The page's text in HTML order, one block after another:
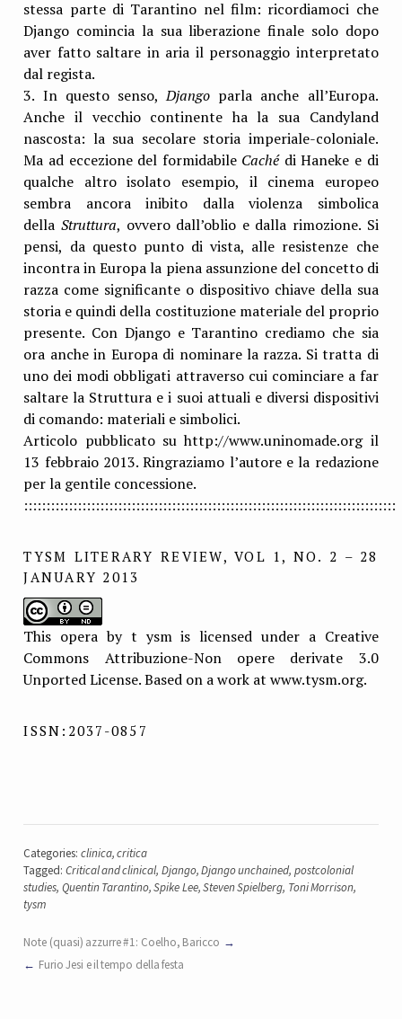
stessa parte di Tarantino nel film: ricordiamoci che
Django comincia la sua liberazione finale solo dopo
aver fatto saltare in aria il personaggio interpretato
dal regista.
3. In questo senso,Django parla anche all’Europa.
Anche il vecchio continente ha la sua Candyland
nascosta: la sua secolare storia imperiale-coloniale.
Ma ad eccezione del formidabile Cachédi Haneke e di
qualche altro isolato esempio, il cinema europeo
sembra ancora inibito dalla violenza simbolica
della Struttura, ovvero dall’oblio e dalla rimozione. Si
pensi, da questo punto di vista, alle resistenze che
incontra in Europa la piena assunzione del concetto di
razza come significante o dispositivo chiave della sua
storia e quindi della costituzione materiale del proprio
presente. Con Django e Tarantino crediamo che sia
ora anche in Europa di nominare la razza. Si tratta di
uno dei modi obbligati attraverso cui cominciare a far
saltare la Struttura e i suoi attuali e diversi dispositivi
di comando: materiali e simbolici.
Articolo pubblicato suhttp://www.uninomade.orgil
13 febbraio 2013. Ringraziamo l’autore e la redazione
per la gentile concessione.
:::::::::::::::::::::::::::::::::::::::::::::::::::::::::::::::::::::::::::::::::::
TYSM LITERARY REVIEW, VOL 1, NO. 2 – 28
JANUARY 2013
This opera by t ysm is licensed under a Creative
Commons Attribuzione-Non opere derivate 3.0
Unported License. Based on a work at www.tysm.org.
ISSN:2037-0857
Categories: clinica,critica
Tagged: Critical and clinical, Django,Django unchained, postcolonial
studies, Quentin Tarantino,Spike Lee,Steven Spielberg, Toni Morrison,
tysm
Note (quasi) azzurre #1: Coelho, Baricco
Furio Jesi e il tempo della festa